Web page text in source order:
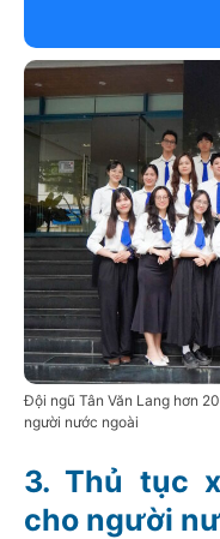
Đội ngũ Tân Văn Lang hơn
người nước ngoài
Thủ tục
cho người